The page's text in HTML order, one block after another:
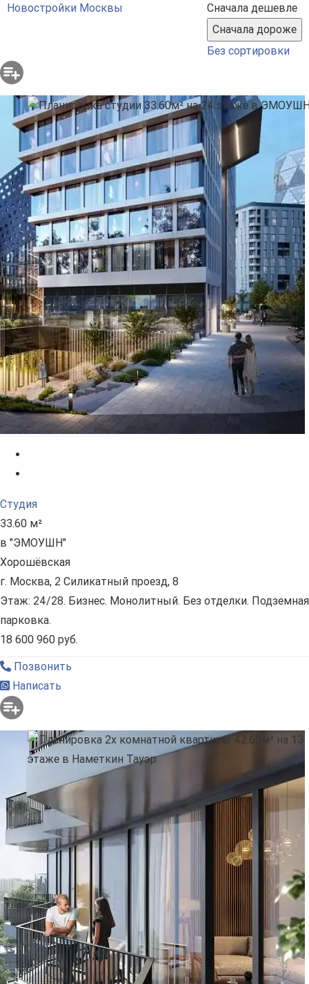
Новостройки Москвы
Сначала дешевле
Без сортировки
Студия
33.60 м²
в "ЭМОУШН"
Хорошёвская
г. Москва, 2 Силикатный проезд, 8
Этаж: 24/28. Бизнес. Монолитный. Без отделки. Подземная
парковка.
18 600 960 руб.
Позвонить
Написать